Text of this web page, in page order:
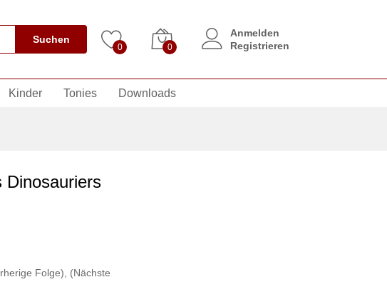
Suchen
0 0
Anmelden
Registrieren
Kinder Tonies Downloads
Dinosauriers
Folge)
(Nächste